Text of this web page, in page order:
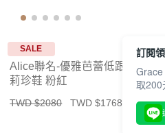
SALE
Alice聯名-優雅芭蕾低跟瑪
莉珍鞋 粉紅
TWD $2080 TWD $1768
訂閱
取200